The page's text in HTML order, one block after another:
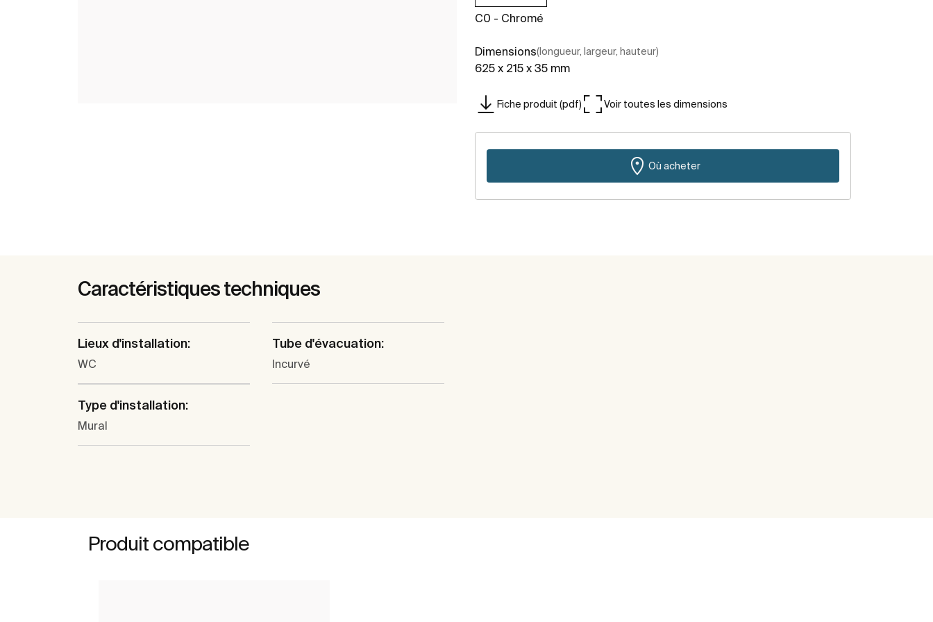
C0 - Chromé
Dimensions(longueur, largeur, hauteur)
625 x 215 x 35 mm
Fiche produit (pdf) Voir toutes les dimensions
Où acheter
Caractéristiques techniques
Lieux d'installation:
WC
Tube d'évacuation:
Incurvé
Type d'installation:
Mural
Produit compatible